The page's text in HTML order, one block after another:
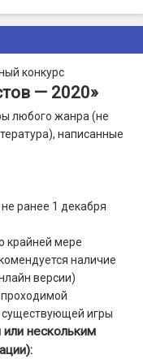
конкурс
— 2020»
любого жанра (не
написанные
ранее 1 декабря
крайней мере
наличие
версии)
игры
или нескольким